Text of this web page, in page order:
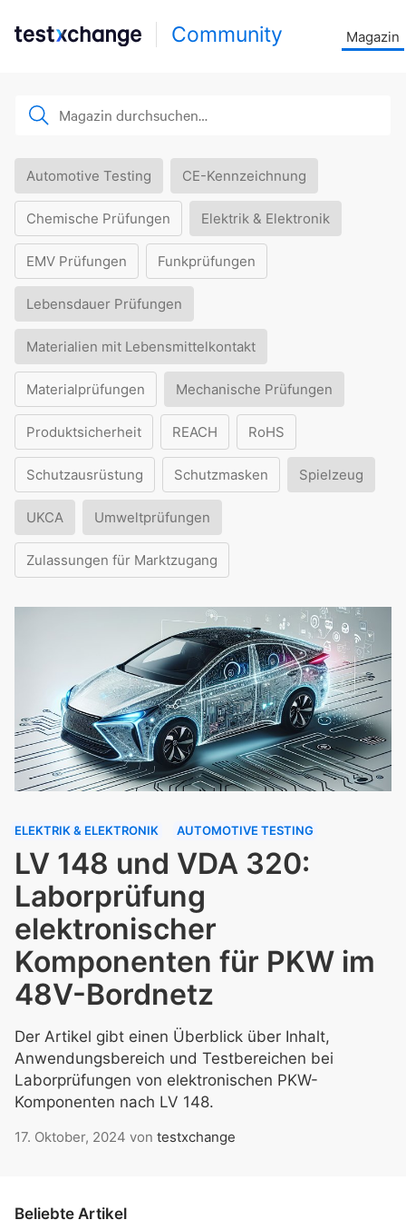
Community Magazin
Automotive Testing CE-Kennzeichnung
Chemische Prüfungen Elektrik & Elektronik
EMV Prüfungen Funkprüfungen
Lebensdauer Prüfungen
Materialien mit Lebensmittelkontakt
Materialprüfungen Mechanische Prüfungen
Produktsicherheit REACH RoHS
Schutzausrüstung Schutzmasken Spielzeug
UKCA Umweltprüfungen
Zulassungen für Marktzugang
ELEKTRIK & ELEKTRONIK AUTOMOTIVE TESTING
LV 148 und VDA 320:
Laborprüfung
elektronischer
Komponenten für PKW im
48V-Bordnetz
Der Artikel gibt einen Überblick über Inhalt,
Anwendungsbereich und Testbereichen bei
Laborprüfungen von elektronischen PKW-
Komponenten nach LV 148.
17. Oktober, 2024 von testxchange
Beliebte Artikel